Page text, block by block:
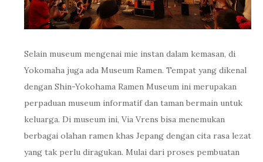
Selain museum mengenai mie instan dalam kemasan, di
Yokomaha juga ada Museum Ramen. Tempat yang dikenal
dengan Shin-Yokohama Ramen Museum ini merupakan
perpaduan museum informatif dan taman bermain untuk
keluarga. Di museum ini, Via Vrens bisa menemukan
berbagai olahan ramen khas Jepang dengan cita rasa lezat
yang tak perlu diragukan. Mulai dari proses pembuatan